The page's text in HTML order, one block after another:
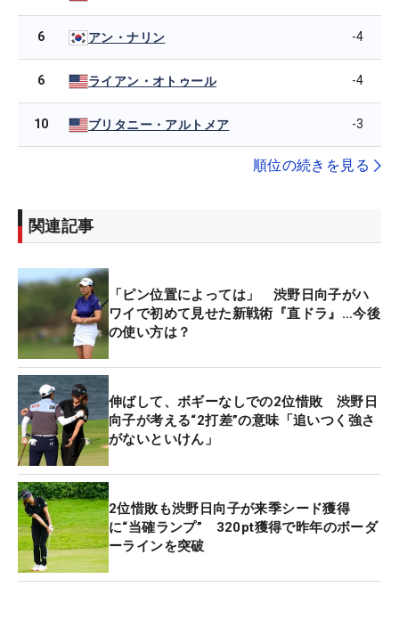
6 アン・ナリン -4
6 ライアン・オトゥール -4
10 ブリタニー・アルトメア -3
順位の続きを見る
関連記事
「ピン位置によっては」 渋野日向子がハ
ワイで初めて見せた新戦術『直ドラ』…今後
の使い方は？
伸ばして、ボギーなしでの2位惜敗 渋野日
向子が考える“2打差”の意味「追いつく強さ
がないといけん」
2位惜敗も渋野日向子が来季シード獲得
に“当確ランプ” 320pt獲得で昨年のボーダ
ーラインを突破